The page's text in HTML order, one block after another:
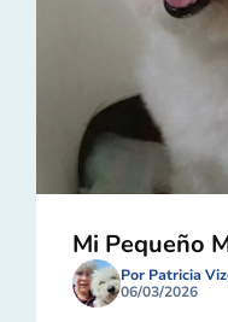
Mi Pequeño
Por Patricia
06/03/2026